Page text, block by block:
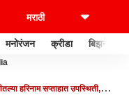
मनोरंजन क्रीडा बिझनेस
हरिनाम सप्ताहात उपस्थिती,